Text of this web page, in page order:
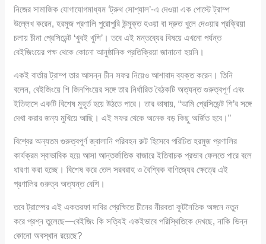
নিজের সামাজিক যোগাযোগমাধ্যম ‘ট্রুথ সোশ্যাল’-এ দেওয়া এক পোস্টে ট্রাম্প
উল্লেখ করেন, হরমুজ প্রণালি পুরোপুরি উন্মুক্ত হওয়া বা দ্রুত খুলে দেওয়ার প্রক্রিয়া
চলায় চীনা প্রেসিডেন্ট ‘খুবই খুশি’। তবে এই মন্তব্যের বিষয়ে এখনো পর্যন্ত
বেইজিংয়ের পক্ষ থেকে কোনো আনুষ্ঠানিক প্রতিক্রিয়া জানানো হয়নি।
একই বার্তায় ট্রাম্প তার আসন্ন চীন সফর নিয়েও আশাবাদ ব্যক্ত করেন। তিনি
বলেন, বেইজিংয়ে শি জিনপিংয়ের সঙ্গে তার নির্ধারিত বৈঠকটি অত্যন্ত গুরুত্বপূর্ণ এবং
ইতিহাসে একটি বিশেষ মুহূর্ত হয়ে উঠতে পারে। তার ভাষায়, “আমি প্রেসিডেন্ট শি’র সঙ্গে
দেখা করার জন্য মুখিয়ে আছি। এই সফর থেকে অনেক বড় কিছু অর্জিত হবে।”
বিশ্বের অন্যতম গুরুত্বপূর্ণ জ্বালানি পরিবহন রুট হিসেবে পরিচিত হরমুজ প্রণালির
কার্যক্রম স্বাভাবিক হয়ে আসা আন্তর্জাতিক বাজারে ইতিবাচক প্রভাব ফেলতে পারে বলে
ধারণা করা হচ্ছে। বিশেষ করে তেল সরবরাহ ও বৈশ্বিক বাণিজ্যের ক্ষেত্রে এই
প্রণালির গুরুত্ব অত্যন্ত বেশি।
তবে ট্রাম্পের এই একতরফা দাবির প্রেক্ষিতে চীনের নীরবতা কূটনৈতিক অঙ্গনে নতুন
করে প্রশ্ন তুলেছে—বেইজিং কি সত্যিই একইভাবে পরিস্থিতিকে দেখছে, নাকি ভিন্ন
কোনো অবস্থান রয়েছে?